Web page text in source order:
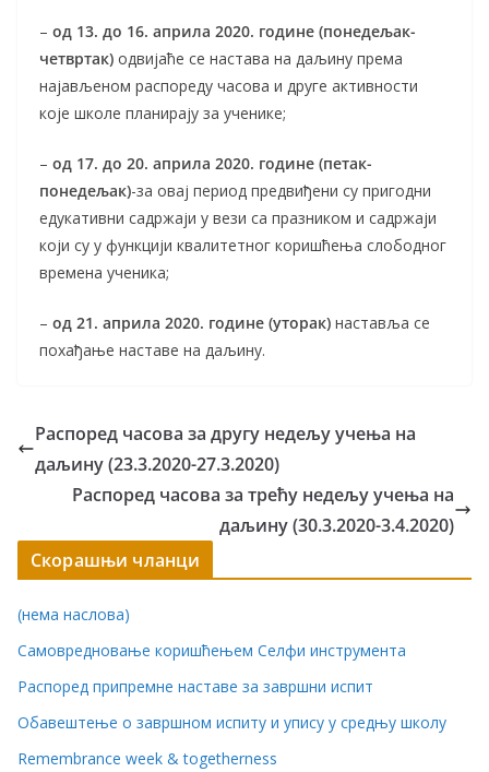
– од 13. до 16. априла 2020. године (понедељак-
четвртак) одвијаће се настава на даљину према
најављеном распореду часова и друге активности
које школе планирају за ученике;
– од 17. до 20. априла 2020. године (петак-
понедељак)-за овај период предвиђени су пригодни
едукативни садржаји у вези са празником и садржаји
који су у функцији квалитетног коришћења слободног
времена ученика;
– од 21. априла 2020. године (уторак) наставља се
похађање наставе на даљину.
Распоред часова за другу недељу учења на
даљину (23.3.2020-27.3.2020)
Распоред часова за трећу недељу учења на
даљину (30.3.2020-3.4.2020)
Скорашњи чланци
(нема наслова)
Самовредновање коришћењем Селфи инструмента
Распоред припремне наставе за завршни испит
Обавештење о завршном испиту и упису у средњу школу
Remembrance week & togetherness